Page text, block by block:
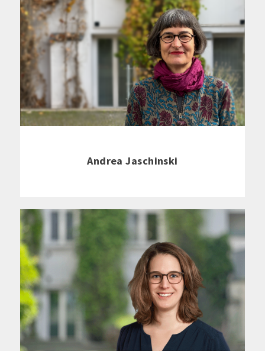
Andrea Jaschinski